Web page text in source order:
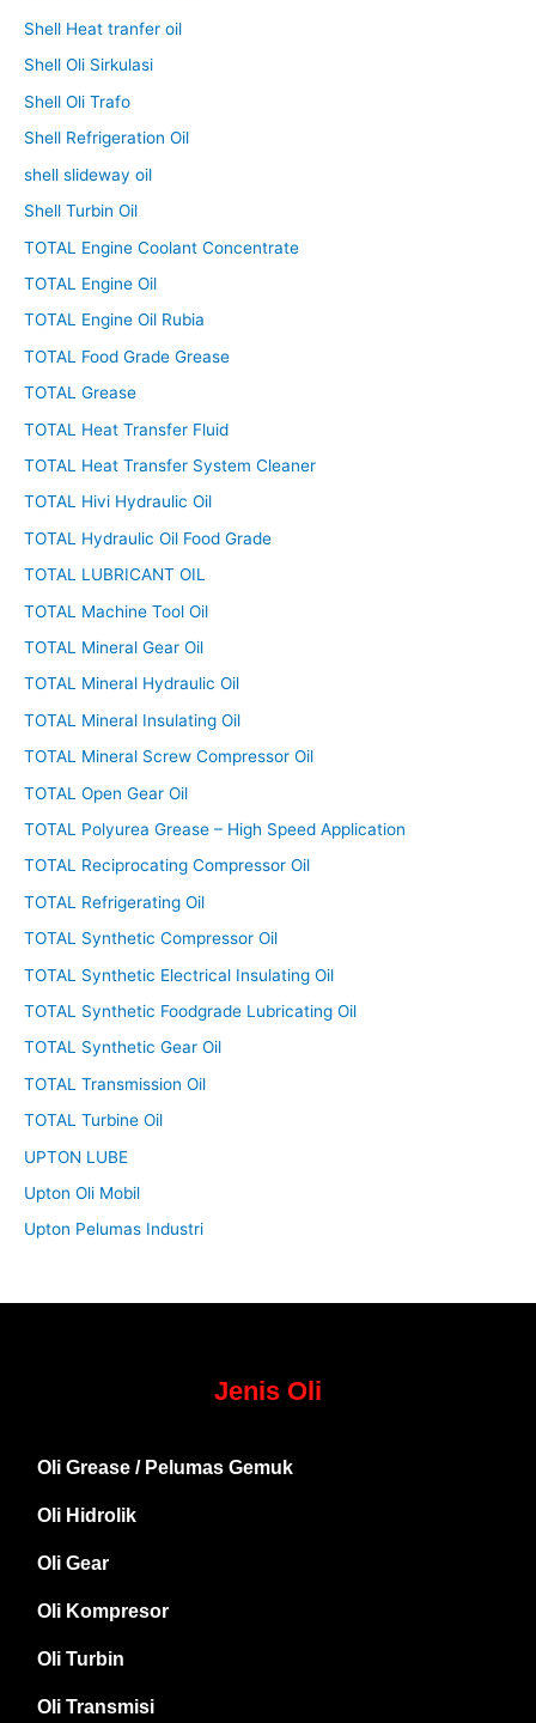
Shell Heat tranfer oil
Shell Oli Sirkulasi
Shell Oli Trafo
Shell Refrigeration Oil
shell slideway oil
Shell Turbin Oil
TOTAL Engine Coolant Concentrate
TOTAL Engine Oil
TOTAL Engine Oil Rubia
TOTAL Food Grade Grease
TOTAL Grease
TOTAL Heat Transfer Fluid
TOTAL Heat Transfer System Cleaner
TOTAL Hivi Hydraulic Oil
TOTAL Hydraulic Oil Food Grade
TOTAL LUBRICANT OIL
TOTAL Machine Tool Oil
TOTAL Mineral Gear Oil
TOTAL Mineral Hydraulic Oil
TOTAL Mineral Insulating Oil
TOTAL Mineral Screw Compressor Oil
TOTAL Open Gear Oil
TOTAL Polyurea Grease – High Speed Application
TOTAL Reciprocating Compressor Oil
TOTAL Refrigerating Oil
TOTAL Synthetic Compressor Oil
TOTAL Synthetic Electrical Insulating Oil
TOTAL Synthetic Foodgrade Lubricating Oil
TOTAL Synthetic Gear Oil
TOTAL Transmission Oil
TOTAL Turbine Oil
UPTON LUBE
Upton Oli Mobil
Upton Pelumas Industri
Jenis Oli
Oli Grease / Pelumas Gemuk
Oli Hidrolik
Oli Gear
Oli Kompresor
Oli Turbin
Oli Transmisi